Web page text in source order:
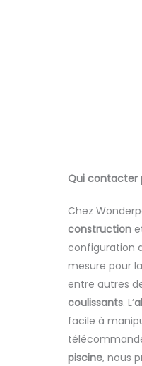
Qui contacter
Chez
construction
configuration
mesure pour la
entre autres
coulissants. L’
facile à
piscine, nous